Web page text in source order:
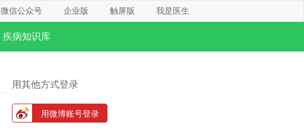
微信公众号 企业版 触屏版 我是医生
疾病知识库
用其他方式登录
用微博账号登录